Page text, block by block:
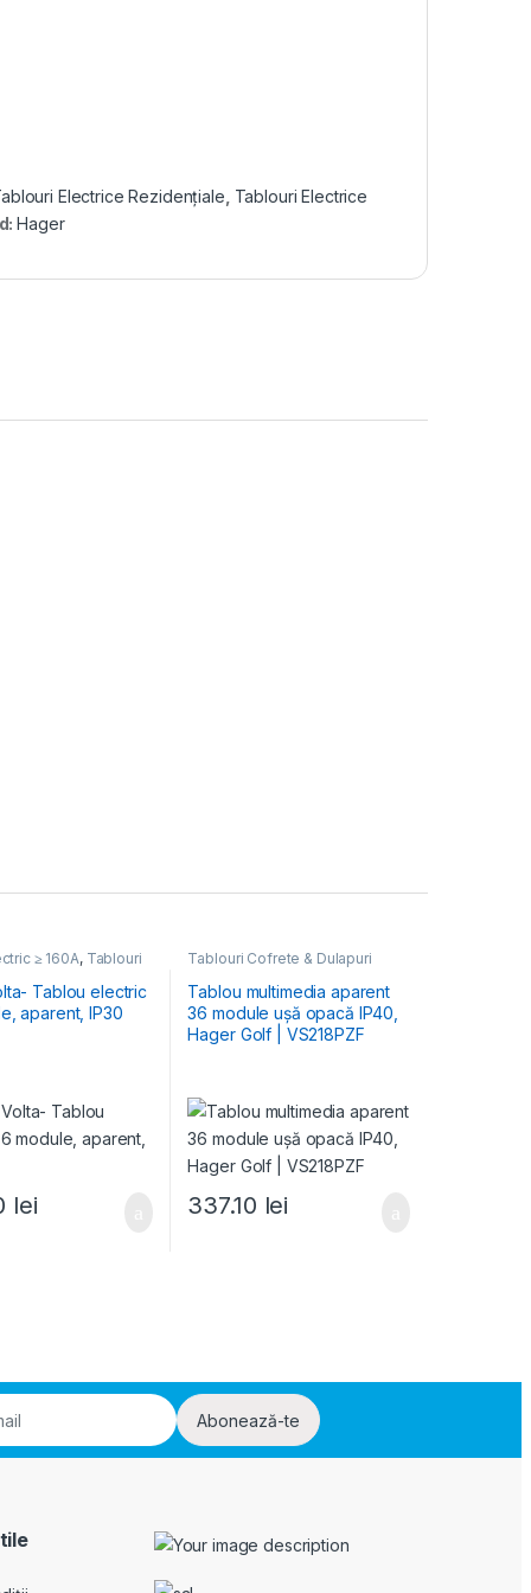
Electrice Rezidențiale, Tablouri Electrice
Hager
≥ 160A, Tablouri
Tablou electric
aparent, IP30
lei
Tablouri Cofrete & Dulapuri
Tablouri Electrice
Hibrid & Multimedia
Tablou multimedia aparent
36 module ușă opacă IP40,
Hager Golf | VS218PZF
337.10 lei
Abonează-te